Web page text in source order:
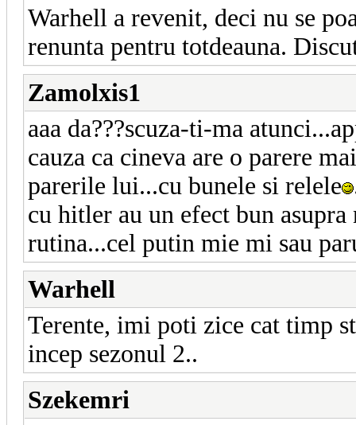
Warhell a revenit, deci nu se
renunta pentru totdeauna.
Zamolxis1
aaa da???scuza-ti-ma
cauza ca cineva are o parere
parerile lui...cu bunele si relele
cu hitler au un efect bun
rutina...cel putin mie mi sau
Warhell
Terente, imi poti zice cat timp
incep sezonul 2..
Szekemri